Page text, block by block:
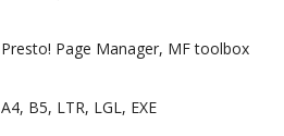
Presto! Page Manager, MF toolbox
A4, B5, LTR, LGL, EXE